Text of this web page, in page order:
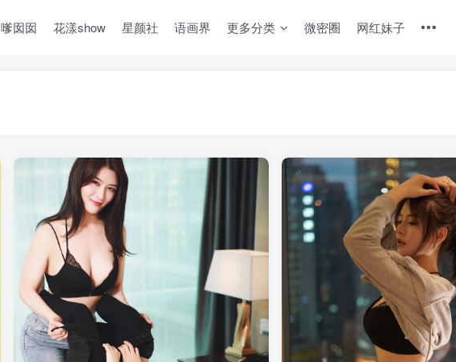
嗲囡囡 花漾show 星颜社 语画界 更多分类 微密圈 网红妹子